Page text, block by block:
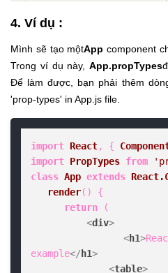
4. Ví dụ :
Mình sẽ tạo mộtAppcomponent
Trong ví dụ này,App.propTypes
Để làm được, bạn phải thêm
'prop-types' in App.js file.
import React, {
import PropTypes from
class App extends
render( ) {
return (
<div>
<h1>
example</ h1>
<table>